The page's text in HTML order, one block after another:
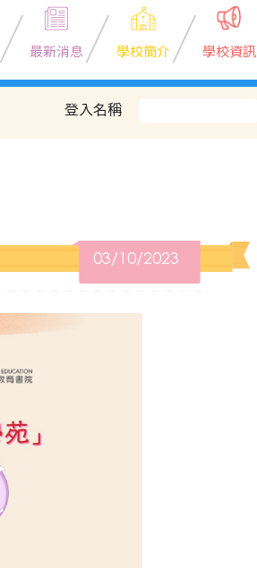
最新消息 學校簡介 學校資訊
登入名稱
03/10/2023